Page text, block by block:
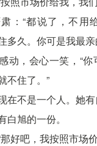
：“都说了，不用
多久。你可是我最
动，会心一笑，“你
不住了。”
在不是一个人。她
旭的一份。
好吧，我按照市场